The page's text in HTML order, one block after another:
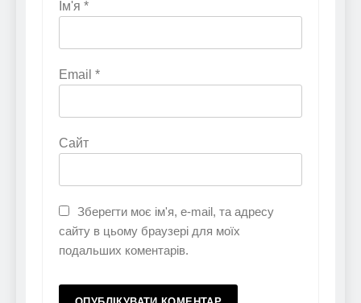
Ім'я *
Email *
Сайт
Зберегти моє ім'я, e-mail, та адресу
сайту в цьому браузері для моїх
подальших коментарів.